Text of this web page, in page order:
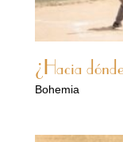
¿Hacia
Bohemia